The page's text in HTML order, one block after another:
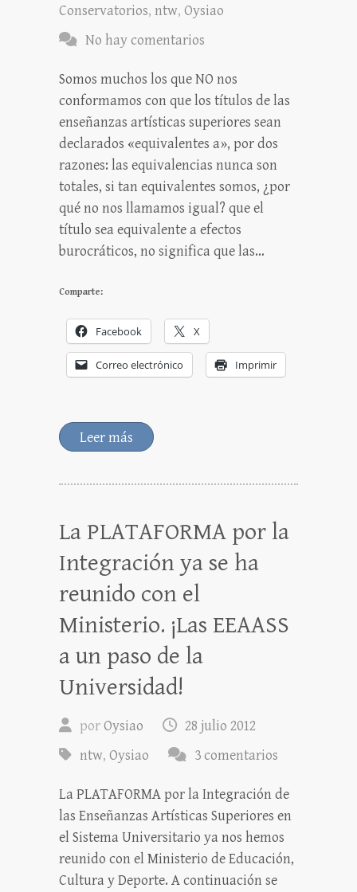
Conservatorios, ntw, Oysiao
No hay comentarios
Somos muchos los que NO nos
conformamos con que los títulos de las
enseñanzas artísticas superiores sean
declarados «equivalentes a», por dos
razones: las equivalencias nunca son
totales, si tan equivalentes somos, ¿por
qué no nos llamamos igual? que el
título sea equivalente a efectos
burocráticos, no significa que las…
Comparte:
Facebook X
Correo electrónico Imprimir
Leer más
La PLATAFORMA por la
Integración ya se ha
reunido con el
Ministerio. ¡Las EEAASS
a un paso de la
Universidad!
porOysiao
28 julio 2012
ntw, Oysiao 3 comentarios
La PLATAFORMA por la Integración de
las Enseñanzas Artísticas Superiores en
el Sistema Universitario ya nos hemos
reunido con el Ministerio de Educación,
Cultura y Deporte. A continuación se